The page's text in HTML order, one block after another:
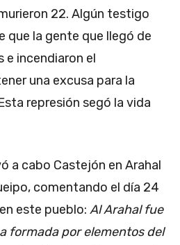
22. Algún testigo
que la gente que llegó de
e incendiaron el
una excusa para la
represión segó la vida
a cabo Castejón en Arahal
comentando el día 24
este pueblo: Al Arahal fue
formada por elementos del